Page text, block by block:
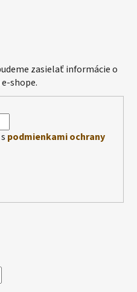
zasielať informácie o
shope.
podmienkami ochrany